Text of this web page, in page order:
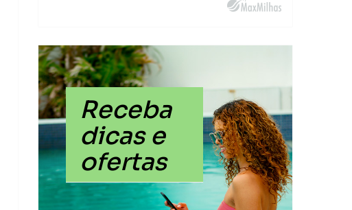
Receba
dicas e
ofertas